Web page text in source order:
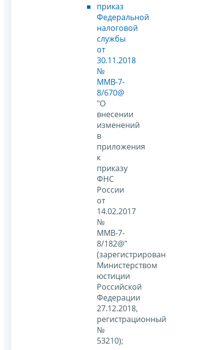
приказ
Федеральной
налоговой
службы
от
30.11.2018
№
ММВ-7-
8/670@
"О
внесении
изменений
в
приложения
к
приказу
ФНС
России
от
14.02.2017
№
ММВ-7-
8/182@"
(зарегистрирован
Министерством
юстиции
Российской
Федерации
27.12.2018,
регистрационный
№
53210);